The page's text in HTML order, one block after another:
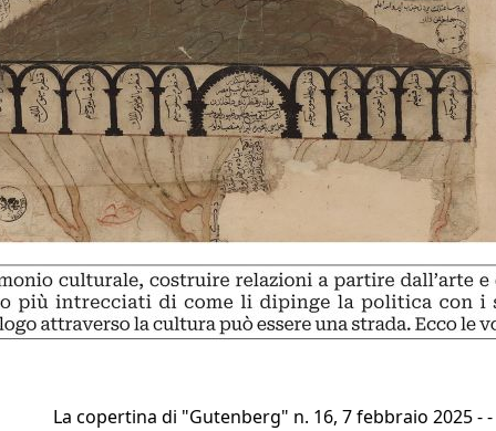
La copertina di "Gutenberg" n. 16, 7 febbraio 2025 - -